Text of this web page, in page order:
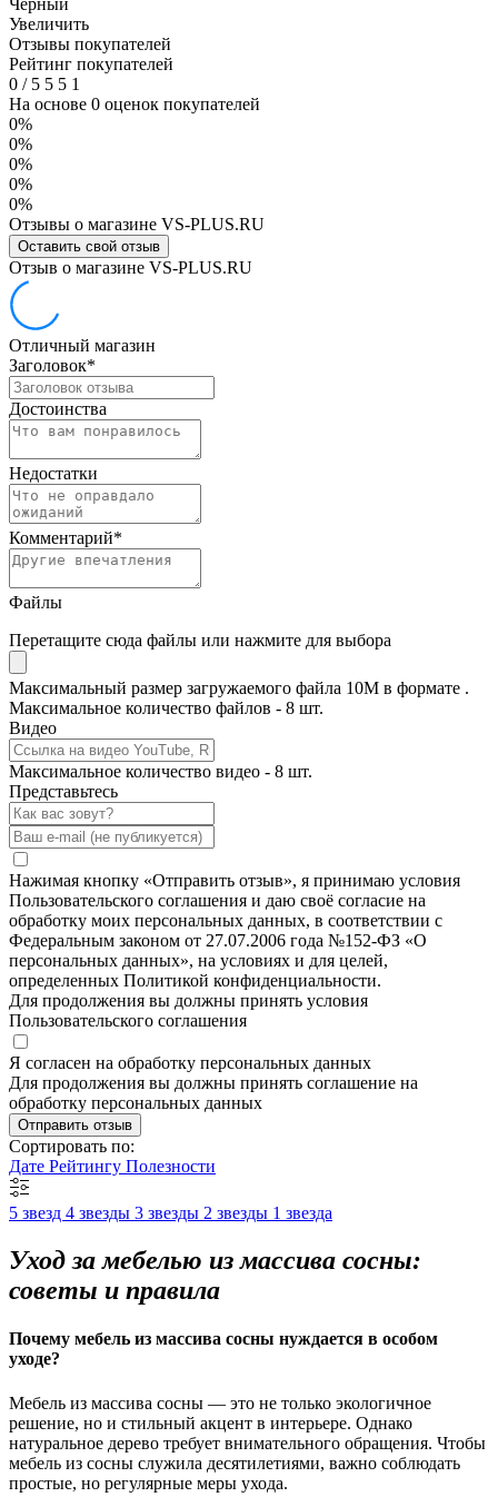
Черный
Увеличить
Отзывы покупателей
Рейтинг покупателей
0 /5 5 5 1
На основе 0 оценок покупателей
0%
0%
0%
0%
0%
Отзывы о магазине VS-PLUS.RU
Оставить свой отзыв
Отзыв о магазине VS-PLUS.RU
Отличный магазин
Заголовок*
Достоинства
Недостатки
Комментарий*
Файлы
Перетащите сюда файлы или нажмите для выбора
Максимальный размер загружаемого файла 10M в формате .
Максимальное количество файлов - 8 шт.
Видео
Максимальное количество видео - 8 шт.
Представьтесь
Нажимая кнопку «Отправить отзыв», я принимаю условия
Пользовательского соглашения и даю своё согласие на
обработку моих персональных данных, в соответствии с
Федеральным законом от 27.07.2006 года №152-ФЗ «О
персональных данных», на условиях и для целей,
определенных Политикой конфиденциальности.
Для продолжения вы должны принять условия
Пользовательского соглашения
Я согласен на обработку персональных данных
Для продолжения вы должны принять соглашение на
обработку персональных данных
Отправить отзыв
Сортировать по:
Дате Рейтингу Полезности
5 звезд 4 звезды 3 звезды 2 звезды 1 звезда
Уход за мебелью из массива сосны:
советы и правила
Почему мебель из массива сосны нуждается в особом
уходе?
Мебель из массива сосны — это не только экологичное
решение, но и стильный акцент в интерьере. Однако
натуральное дерево требует внимательного обращения. Чтобы
мебель из сосны служила десятилетиями, важно соблюдать
простые, но регулярные меры ухода.